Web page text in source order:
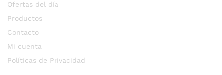
Ofertas del día
Productos
Contacto
Mi cuenta
Políticas de Privacidad